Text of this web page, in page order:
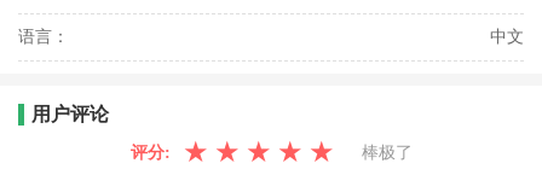
语言： 中文
用户评论
评分: ★ ★ ★ ★ ★ 棒极了